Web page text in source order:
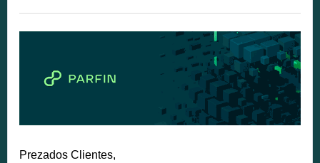
Prezados Clientes,